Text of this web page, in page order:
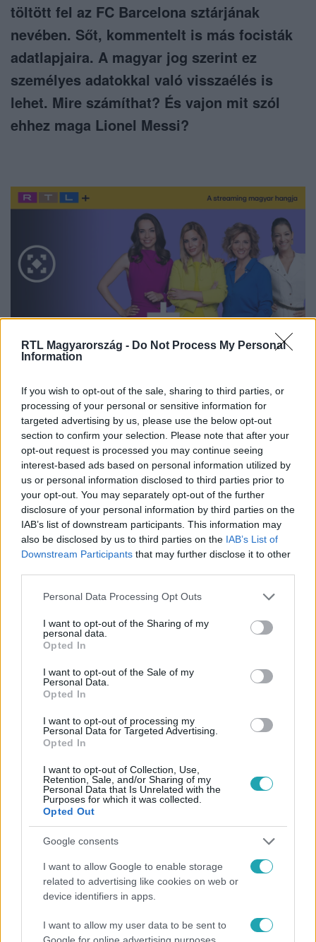
RTL Magyarország - Do Not Process My Personal
Information
If you wish to opt-out of the sale, sharing to third parties, or
processing of your personal or sensitive information for
targeted advertising by us, please use the below opt-out
section to confirm your selection. Please note that after your
opt-out request is processed you may continue seeing
interest-based ads based on personal information utilized by
us or personal information disclosed to third parties prior to
your opt-out. You may separately opt-out of the further
disclosure of your personal information by third parties on the
IAB’s list of downstream participants. This information may
also be disclosed by us to third parties on the IAB’s List of
Downstream Participants that may further disclose it to other
Please note that this website/app uses one or more Google
not limited to your visit or usage behaviour. You may click to
grant or deny consent to Google and its third-party tags to
use your data for below specified purposes in below Google
consent section.
Personal Data Processing Opt Outs
I want to opt-out of the Sharing of my
personal data.
Opted In
I want to opt-out of the Sale of my
Personal Data.
Opted In
I want to opt-out of processing my
Personal Data for Targeted Advertising.
Opted In
I want to opt-out of Collection, Use,
Retention, Sale, and/or Sharing of my
Personal Data that Is Unrelated with the
Purposes for which it was collected.
Opted Out
Google consents
I want to allow Google to enable storage
related to advertising like cookies on web or
device identifiers in apps.
I want to allow my user data to be sent to
Google for online advertising purposes.
töltött fel az FC Barcelona sztárjának
nevében. Sőt, kommentelt is más focisták
adatlapjaira. A magyar jog szerint ez
személyes adatokkal való visszaélés is
lehet. Mire számíthat? És vajon mit szól
ehhez maga Lionel Messi?
Itt állítsd be, hogy az RTL.hu az elsők között
legyen a Google-találatokban!
Kövess minket, és értesülj a friss hírekről a
Facebookon is!
FÓKUSZ #ADÁSRÉSZLETEK #LIONEL MESSI
RAJONGÓK
Népszerű